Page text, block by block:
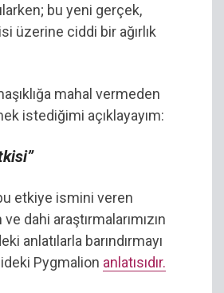
bu yeni gerçek,
üzerine ciddi bir ağırlık
mahal vermeden
istediğimi açıklayayım:
etkiye ismini veren
ve dahi araştırmalarımızın
anlatılarla barındırmayı
Pygmalion anlatısıdır.